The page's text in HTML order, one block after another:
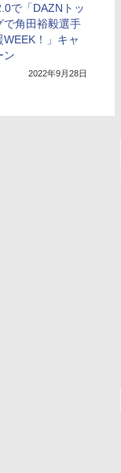
で「DAZNトッ
で角田裕毅選手
WEEK！」キャ
ン
2022年9月28日